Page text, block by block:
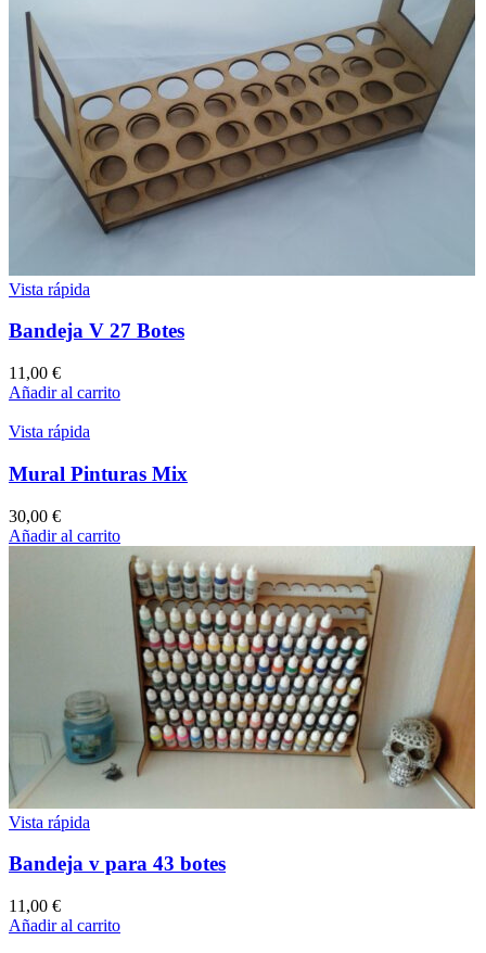
Vista rápida
Bandeja V 27 Botes
11,00 €
Añadir al carrito
Vista rápida
Mural Pinturas Mix
30,00 €
Añadir al carrito
Vista rápida
Bandeja v para 43 botes
11,00 €
Añadir al carrito